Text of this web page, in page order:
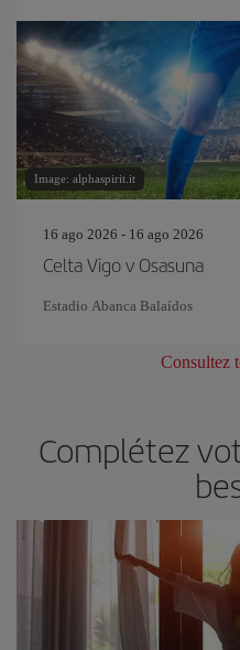
Image: alphaspirit.it
16 ago 2026 - 16 ago 2026
Celta Vigo v Osasuna
Estadio Abanca Balaídos
Consultez
Complétez